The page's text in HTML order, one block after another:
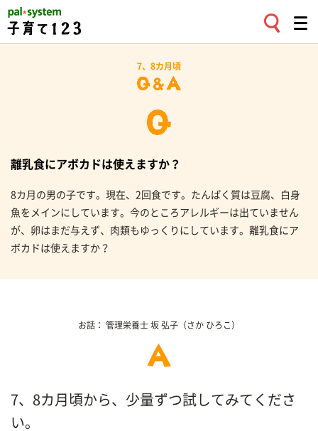
7、8カ月頃
離乳食にアボカドは使えますか？
8カ月の男の子です。現在、2回食です。たんぱく質は豆腐、白身
魚をメインにしています。今のところアレルギーは出ていません
が、卵はまだ与えず、肉類もゆっくりにしています。離乳食にア
ボカドは使えますか？
お話： 管理栄養士 坂 弘子 （さか ひろこ）
7、8カ月頃から、少量ずつ試してみてくださ
い。